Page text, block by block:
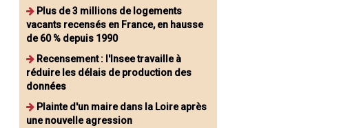
Plus de 3 millions de logements
vacants recensés en France, en hausse
de 60 % depuis 1990
Recensement : l'Insee travaille à
réduire les délais de production des
données
Plainte d'un maire dans la Loire après
une nouvelle agression